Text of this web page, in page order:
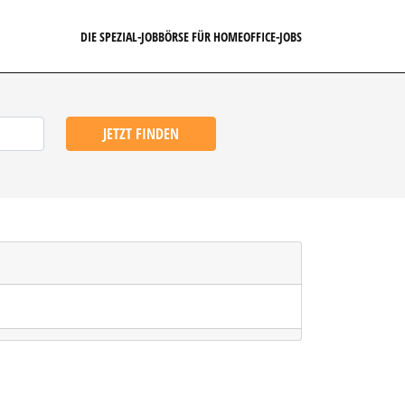
DIE SPEZIAL-JOBBÖRSE FÜR HOMEOFFICE-JOBS
JETZT FINDEN